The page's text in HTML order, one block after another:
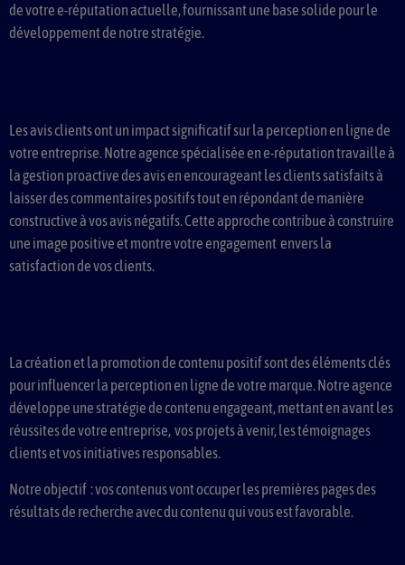
de votre e-réputation actuelle, fournissant une base solide pour le
développement de notre stratégie.
Les avis clients ont un impact significatif sur la perception en ligne de
votre entreprise. Notre agence spécialisée en e-réputation travaille à
la gestion proactive des avis en encourageant les clients satisfaits à
laisser des commentaires positifs tout en répondant de manière
constructive à vos avis négatifs. Cette approche contribue à construire
une image positive et montre votre engagement envers la
satisfaction de vos clients.
La création et la promotion de contenu positif sont des éléments clés
pour influencer la perception en ligne de votre marque. Notre agence
développe une stratégie de contenu engageant, mettant en avant les
réussites de votre entreprise, vos projets à venir, les témoignages
clients et vos initiatives responsables.
Notre objectif : vos contenus vont occuper les premières pages des
résultats de recherche avec du contenu qui vous est favorable.